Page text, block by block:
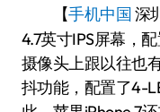
【手机中国 深
4.7英寸IPS屏幕，
摄像头上跟以往也
抖功能，配置了4-